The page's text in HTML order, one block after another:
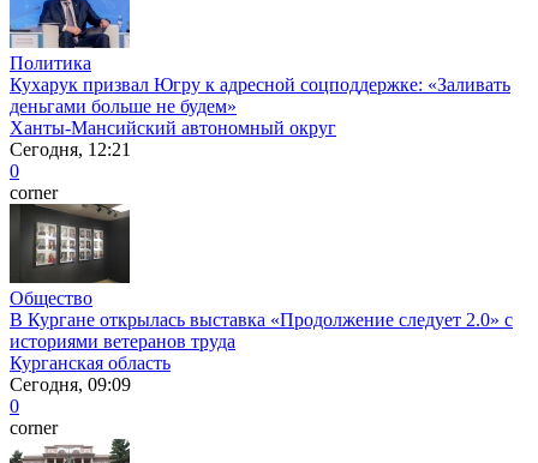
Политика
Кухарук призвал Югру к адресной соцподдержке: «Заливать
деньгами больше не будем»
Ханты-Мансийский автономный округ
Сегодня, 12:21
0
corner
Общество
В Кургане открылась выставка «Продолжение следует 2.0» с
историями ветеранов труда
Курганская область
Сегодня, 09:09
0
corner